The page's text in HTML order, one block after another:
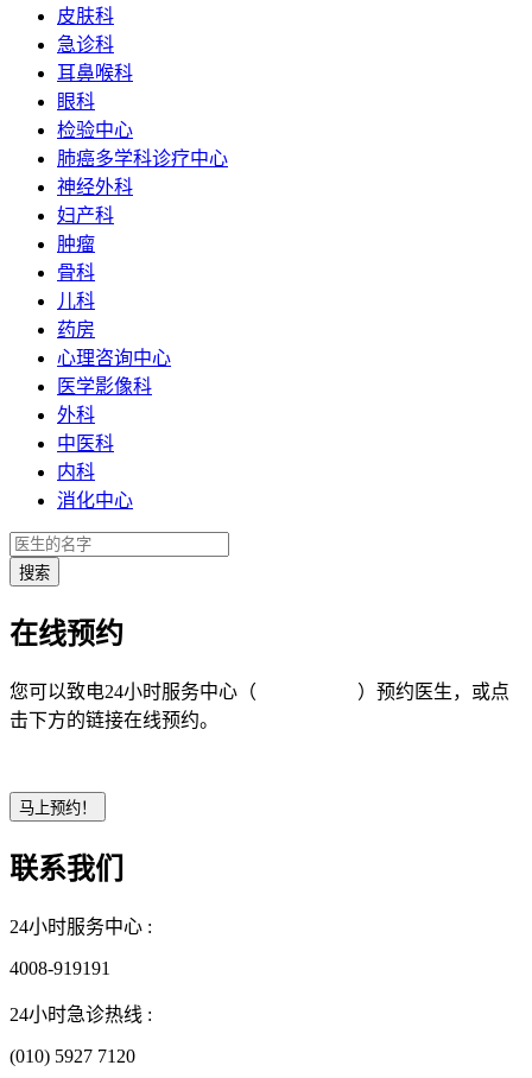
皮肤科
急诊科
耳鼻喉科
眼科
检验中心
肺癌多学科诊疗中心
神经外科
妇产科
肿瘤
骨科
儿科
药房
心理咨询中心
医学影像科
外科
中医科
内科
消化中心
在线预约
您可以致电24小时服务中心（
）预约医生，或点
击下方的链接在线预约。
联系我们
24小时服务中心 :
4008-919191
24小时急诊热线 :
(010) 5927 7120